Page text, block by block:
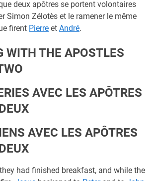
deux apôtres se portent volontaires
Simon Zélotès et le ramener le même
firent Pierre et André.
WITH THE APOSTLES
AVEC LES APÔTRES
AVEC LES APÔTRES
had finished breakfast, and while the